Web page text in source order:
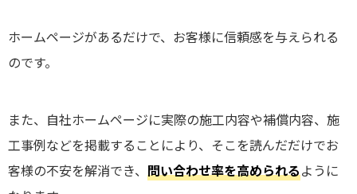
ホームページがあるだけで、お客様に信頼感を与えられる
のです。
また、自社ホームページに実際の施工内容や補償内容、施
工事例などを掲載することにより、そこを読んだだけでお
客様の不安を解消でき、 問い合わせ率を高められるように